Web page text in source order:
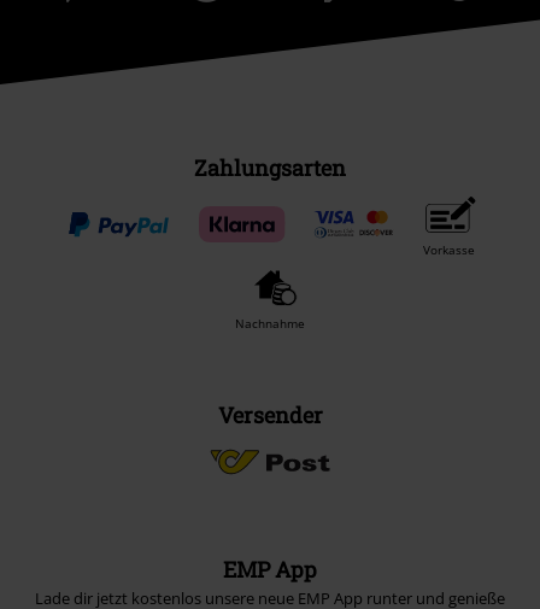
Zahlungsarten
Vorkasse
Nachnahme
Versender
EMP App
Lade dir jetzt kostenlos unsere neue EMP App runter und genieße